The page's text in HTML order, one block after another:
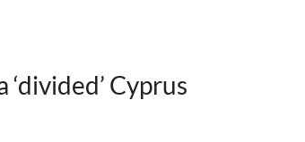
Cyprus